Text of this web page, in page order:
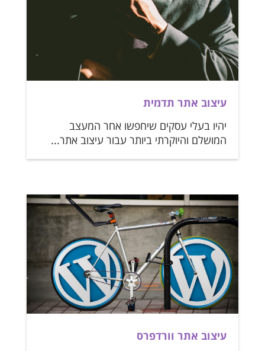
עיצוב אתר תדמית
יהיו בעלי עסקים שיחפשו אחר המעצב
המושלם והיוקרתי ביותר עבור עיצוב אתר...
עיצוב אתר וורדפרס